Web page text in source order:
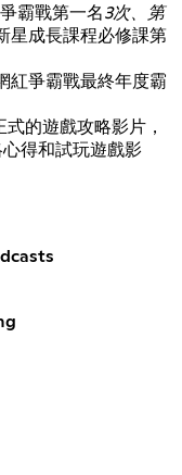
霸戰第一名3次、第
星成長課程必修課第
紅爭霸戰最終年度霸
的遊戲攻略影片，
得和試玩遊戲影